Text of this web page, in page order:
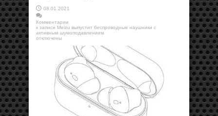
08.01.2021
Комментарии
к записи Meizu выпустит беспроводные наушники с
активным шумоподавлением
отключены